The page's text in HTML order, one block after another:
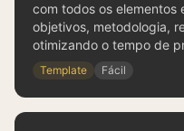
com todos os elementos
objetivos, metodologia,
otimizando o tempo de
Template Fácil